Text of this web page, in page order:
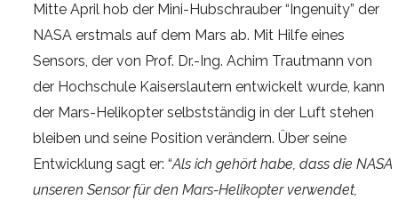
Mitte April hob der Mini-Hubschrauber “Ingenuity” der
NASA erstmals auf dem Mars ab. Mit Hilfe eines
Sensors, der von Prof. Dr.-Ing. Achim Trautmann von
der Hochschule Kaiserslautern entwickelt wurde, kann
der Mars-Helikopter selbstständig in der Luft stehen
bleiben und seine Position verändern. Über seine
Entwicklung sagt er: “Als ich gehört habe, dass die NASA
unseren Sensor für den Mars-Helikopter verwendet,